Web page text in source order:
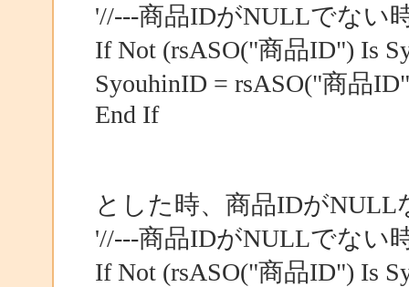
'//---商品IDがNULLでない
If Not (rsASO("商品ID") Is
SyouhinID = rsASO("商品
End If
とした時、商品IDがNULL
'//---商品IDがNULLでない
If Not (rsASO("商品ID") Is